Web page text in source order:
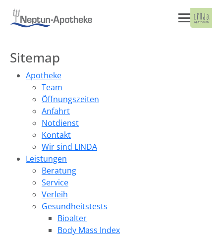
Sitemap
Apotheke
Team
Öffnungszeiten
Anfahrt
Notdienst
Kontakt
Wir sind LINDA
Leistungen
Beratung
Service
Verleih
Gesundheitstests
Bioalter
Body Mass Index